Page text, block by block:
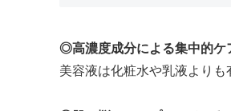
◎高濃度成分による集中的ケ
美容液は化粧水や乳液よりも